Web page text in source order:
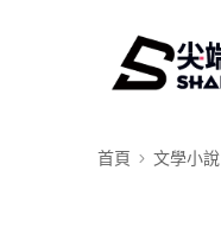
首頁 文學小說